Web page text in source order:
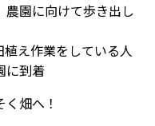
園に向けて歩き出し
え作業をしている人
に到着
畑へ！